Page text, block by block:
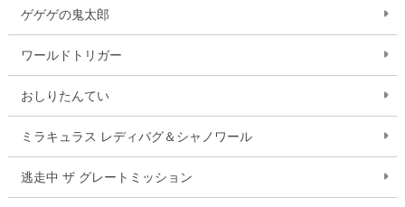
ゲゲゲの鬼太郎
ワールドトリガー
おしりたんてい
ミラキュラス レディバグ＆シャノワール
逃走中 ザ グレートミッション